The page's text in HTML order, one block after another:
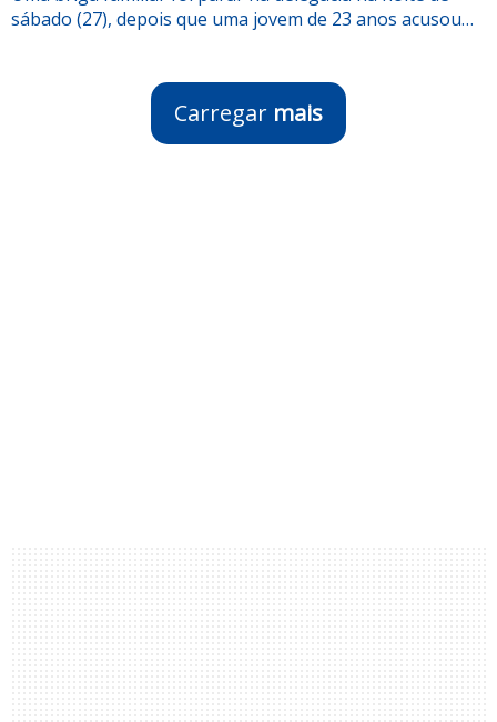
sábado (27), depois que uma jovem de 23 anos acusou…
Carregar mais